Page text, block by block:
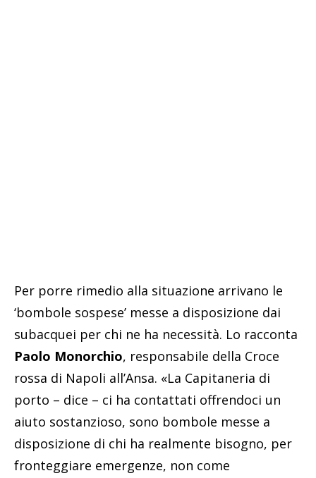
Per porre rimedio alla situazione arrivano le
‘bombole sospese’ messe a disposizione dai
subacquei per chi ne ha necessità. Lo racconta
Paolo Monorchio, responsabile della Croce
rossa di Napoli all’Ansa. «La Capitaneria di
porto – dice – ci ha contattati offrendoci un
aiuto sostanzioso, sono bombole messe a
disposizione di chi ha realmente bisogno, per
fronteggiare emergenze, non come